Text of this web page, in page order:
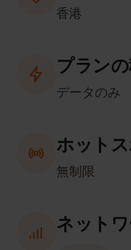
香港
プラン
データのみ
ホット
無制限
ネット